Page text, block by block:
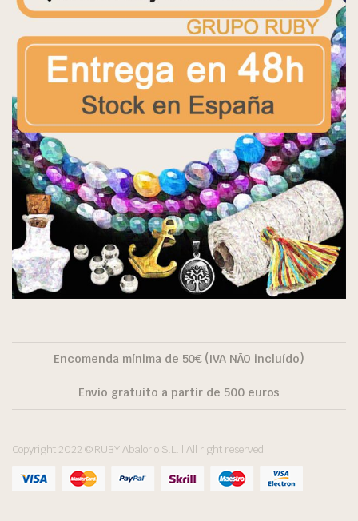
Encomenda mínima de 50€ (IVA NÃO incluído)
Envio gratuito a partir de 500 euros
Copyright 2022 © RUBY Abalorio S.L. | All right reserved.